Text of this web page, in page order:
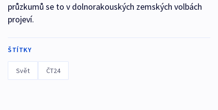
průzkumů se to v dolnorakouských zemských volbách
projeví.
ŠTÍTKY
Svět ČT24